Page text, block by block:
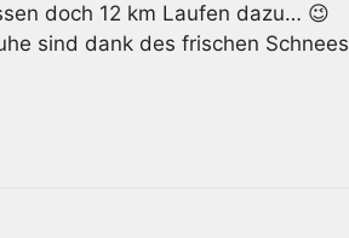
doch 12 km Laufen dazu… 😉
sind dank des frischen Schnees